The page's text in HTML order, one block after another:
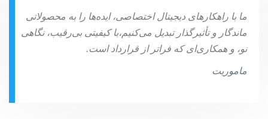
ما با راهکارهای دیجیتال اختصاصی، ایده‌ها را به محصولاتی
ماندگار و تأثیرگذار تبدیل می‌کنیم،با کیفیتی بی‌رقیب، نگاهی
نو، و همکاری‌ای که فراتر از قرارداد است.
ماموریت